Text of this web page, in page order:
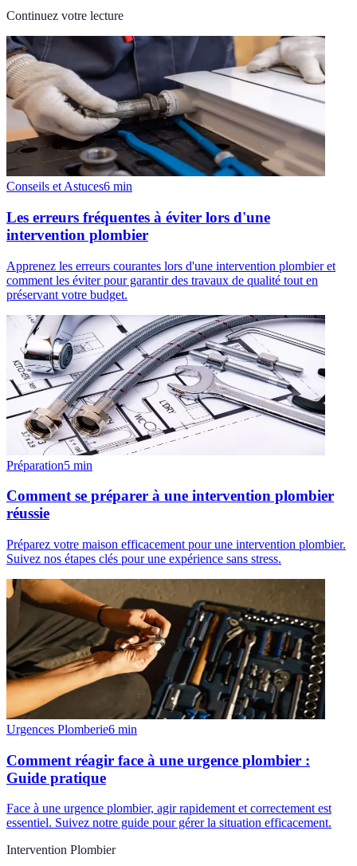
Continuez votre lecture
Conseils et Astuces6 min
Les erreurs fréquentes à éviter lors d'une
intervention plombier
Apprenez les erreurs courantes lors d'une intervention plombier et
comment les éviter pour garantir des travaux de qualité tout en
préservant votre budget.
Préparation5 min
Comment se préparer à une intervention plombier
réussie
Préparez votre maison efficacement pour une intervention plombier.
Suivez nos étapes clés pour une expérience sans stress.
Urgences Plomberie6 min
Comment réagir face à une urgence plombier :
Guide pratique
Face à une urgence plombier, agir rapidement et correctement est
essentiel. Suivez notre guide pour gérer la situation efficacement.
Intervention Plombier